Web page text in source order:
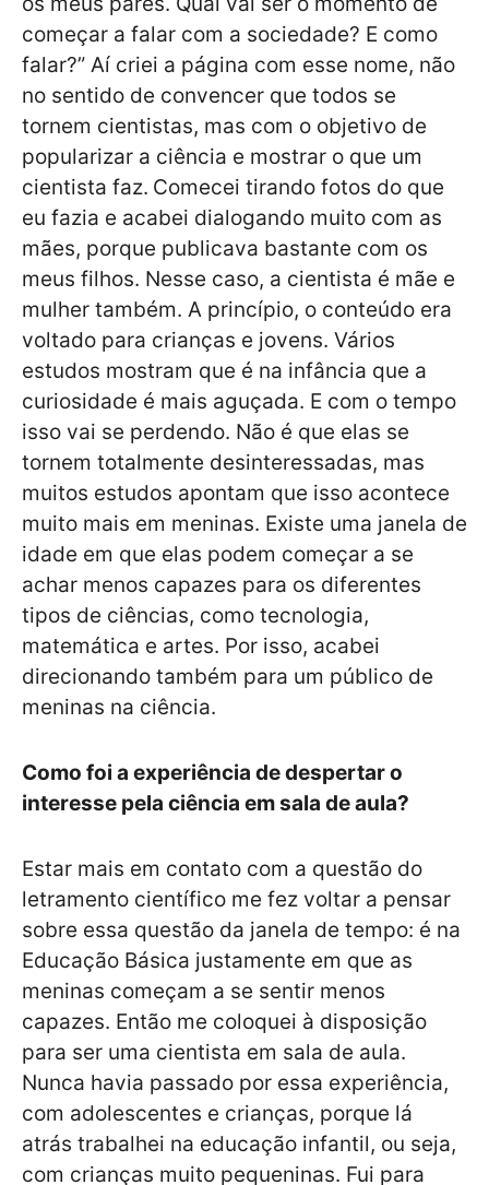
começar a falar com a sociedade? E como
falar?” Aí criei a página com esse nome, não
no sentido de convencer que todos se
tornem cientistas, mas com o objetivo de
popularizar a ciência e mostrar o que um
cientista faz. Comecei tirando fotos do que
eu fazia e acabei dialogando muito com as
mães, porque publicava bastante com os
meus filhos. Nesse caso, a cientista é mãe e
mulher também. A princípio, o conteúdo era
voltado para crianças e jovens. Vários
estudos mostram que é na infância que a
curiosidade é mais aguçada. E com o tempo
isso vai se perdendo. Não é que elas se
tornem totalmente desinteressadas, mas
muitos estudos apontam que isso acontece
muito mais em meninas. Existe uma janela de
idade em que elas podem começar a se
achar menos capazes para os diferentes
tipos de ciências, como tecnologia,
matemática e artes. Por isso, acabei
direcionando também para um público de
meninas na ciência.
Como foi a experiência de despertar o
interesse pela ciência em sala de aula?
Estar mais em contato com a questão do
letramento científico me fez voltar a pensar
sobre essa questão da janela de tempo: é na
Educação Básica justamente em que as
meninas começam a se sentir menos
capazes. Então me coloquei à disposição
para ser uma cientista em sala de aula.
Nunca havia passado por essa experiência,
com adolescentes e crianças, porque lá
atrás trabalhei na educação infantil, ou seja,
com crianças muito pequeninas. Fui para